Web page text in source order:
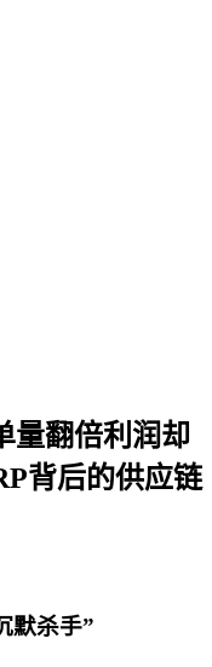
量翻倍利润却
背后的供应链
默杀手”